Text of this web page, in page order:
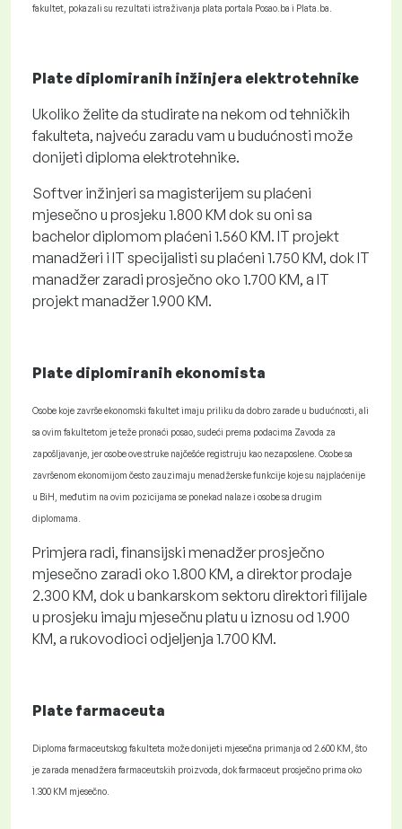
fakultet, pokazali su rezultati istraživanja plata portala Posao.ba i Plata.ba.
Plate diplomiranih inžinjera elektrotehnike
Ukoliko želite da studirate na nekom od tehničkih
fakulteta, najveću zaradu vam u budućnosti može
donijeti diploma elektrotehnike.
Softver inžinjeri sa magisterijem su plaćeni
mjesečno u prosjeku 1.800 KM dok su oni sa
bachelor diplomom plaćeni 1.560 KM. IT projekt
manadžeri i IT specijalisti su plaćeni 1.750 KM, dok IT
manadžer zaradi prosječno oko 1.700 KM, a IT
projekt manadžer 1.900 KM.
Plate diplomiranih ekonomista
Osobe koje završe ekonomski fakultet imaju priliku da dobro zarade u budućnosti, ali
sa ovim fakultetom je teže pronaći posao, sudeći prema podacima Zavoda za
zapošljavanje, jer osobe ove struke najčešće registruju kao nezaposlene. Osobe sa
završenom ekonomijom često zauzimaju menadžerske funkcije koje su najplaćenije
u BiH, međutim na ovim pozicijama se ponekad nalaze i osobe sa drugim
diplomama.
Primjera radi, finansijski menadžer prosječno
mjesečno zaradi oko 1.800 KM, a direktor prodaje
2.300 KM, dok u bankarskom sektoru direktori filijale
u prosjeku imaju mjesečnu platu u iznosu od 1.900
KM, a rukovodioci odjeljenja 1.700 KM.
Plate farmaceuta
Diploma farmaceutskog fakulteta može donijeti mjesečna primanja od 2.600 KM, što
je zarada menadžera farmaceutskih proizvoda, dok farmaceut prosječno prima oko
1.300 KM mjesečno.